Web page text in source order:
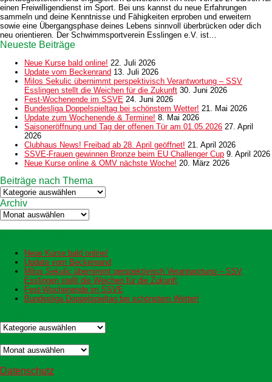
einen Freiwilligendienst im Sport. Bei uns kannst du neue Erfahrungen
sammeln und deine Kenntnisse und Fähigkeiten erproben und erweitern
sowie eine Übergangsphase deines Lebens sinnvoll überbrücken oder dich
neu orientieren. Der Schwimmsportverein Esslingen e.V. ist…
Neueste Beiträge
Neue Kurse bald online! 22. Juli 2026
Update vom Beckenrand 13. Juli 2026
Milos Sekulic übernimmt perspektivisch Verantwortung – SSV
Esslingen stellt die Weichen für die Zukunft 30. Juni 2026
Fest-Wochenende im SSVE 24. Juni 2026
Bundesliga Doppelspieltag bei schönstem Wetter! 21. Mai 2026
Update zum Wochenende & Termine! 8. Mai 2026
Saisoneröffnung und Tag der offenen Tür am 01.05.2026 27. April
2026
Clubhaus News! Freibad ab 28. April geöffnet! 21. April 2026
SSVE-Frauen gewinnen Bronze beim EU Challenger Cup 9. April 2026
Neue Kurse online & OMV nächste Woche! 20. März 2026
Beiträge nach Thema
Beiträge
nach
Thema
Archiv
Archiv
Neue Kurse bald online!
Update vom Beckenrand
Milos Sekulic übernimmt perspektivisch Verantwortung – SSV
Esslingen stellt die Weichen für die Zukunft
Fest-Wochenende im SSVE
Bundesliga Doppelspieltag bei schönstem Wetter!
Kategorien
Archiv
Datenschutz